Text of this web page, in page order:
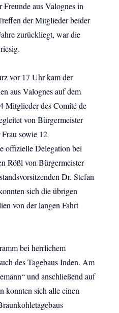
Freunde aus Valognes in
der Mitglieder beider
zurückliegt, war die
vor 17 Uhr kam der
aus Valognes auf dem
Mitglieder des Comité de
von Bürgermeister
sowie 12
offizielle Delegation bei
Rößl von Bürgermeister
Dr. Stefan
sich die übrigen
von der langen Fahrt
bei herrlichem
des Tagebaus Inden. Am
und anschließend auf
konnten sich alle einen